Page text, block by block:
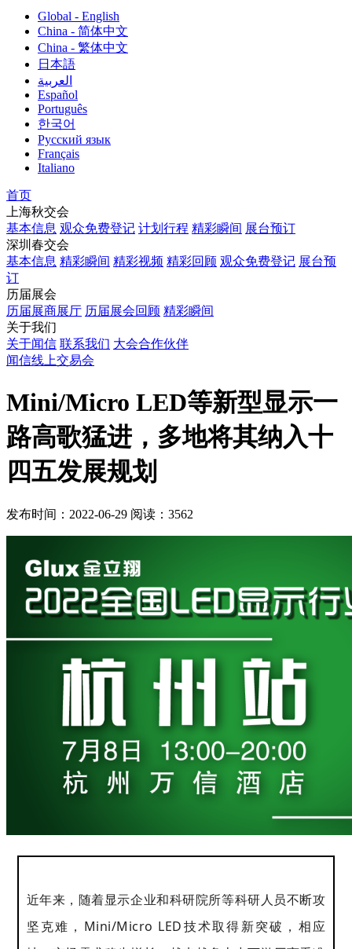
Global - English
China - 简体中文
China - 繁体中文
日本語
العربية
Español
Português
한국어
Русский язык
Français
Italiano
首页
上海秋交会
基本信息 观众免费登记 计划行程 精彩瞬间 展台预订
深圳春交会
基本信息 精彩瞬间 精彩视频 精彩回顾 观众免费登记 展台预
订
历届展会
历届展商展厅 历届展会回顾 精彩瞬间
关于我们
关于闻信 联系我们 大会合作伙伴
闻信线上交易会
Mini/Micro LED等新型显示一
路高歌猛进，多地将其纳入十
四五发展规划
发布时间：2022-06-29 阅读：3562
近年来，随着显示企业和科研院所等科研人员不断攻
坚克难，Mini/Micro LED技术取得新突破，相应